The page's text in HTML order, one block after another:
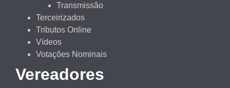
Transmissão
Terceirizados
Tributos Online
Vídeos
Votações Nominais
Vereadores